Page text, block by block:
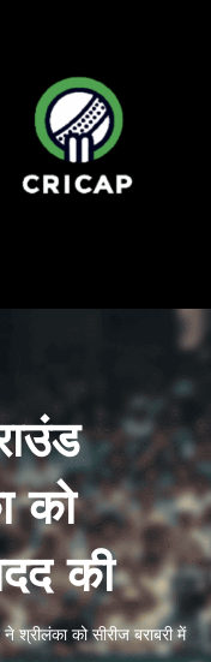
को
की
को सीरीज बराबरी में